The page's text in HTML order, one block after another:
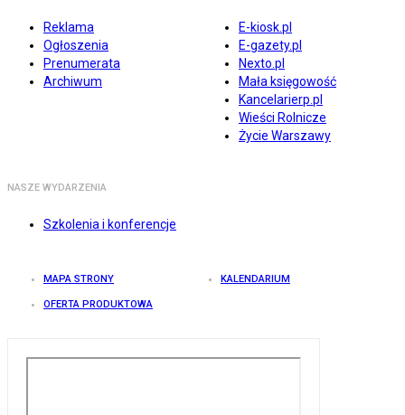
Reklama
Ogłoszenia
Prenumerata
Archiwum
E-kiosk.pl
E-gazety.pl
Nexto.pl
Mała księgowość
Kancelarierp.pl
Wieści Rolnicze
Życie Warszawy
NASZE WYDARZENIA
Szkolenia i konferencje
MAPA STRONY KALENDARIUM
OFERTA PRODUKTOWA